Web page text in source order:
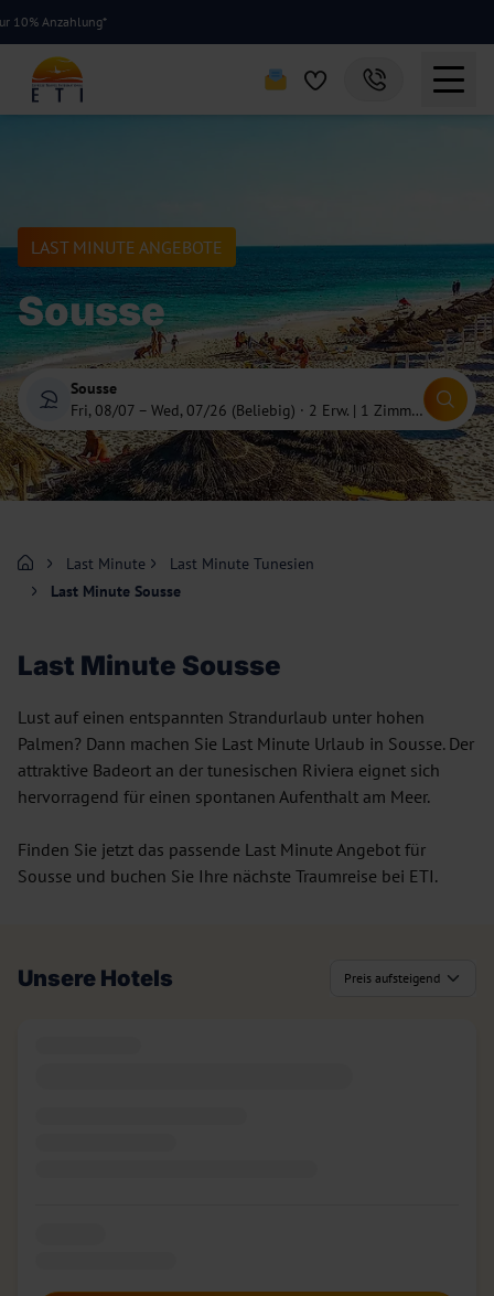
Anzahlung*
LAST MINUTE ANGEBOTE
Sousse
Sousse
Fri, 08/07 – Wed, 07/26 (Beliebig) · 2 Erw. | 1 Zimmer
Last Minute
Last Minute Tunesien
Last Minute Sousse
Last Minute Sousse
Lust auf einen entspannten Strandurlaub unter hohen
Palmen? Dann machen Sie Last Minute Urlaub in Sousse. Der
attraktive Badeort an der tunesischen Riviera eignet sich
hervorragend für einen spontanen Aufenthalt am Meer.
Finden Sie jetzt das passende Last Minute Angebot für
Sousse und buchen Sie Ihre nächste Traumreise bei ETI.
Unsere Hotels